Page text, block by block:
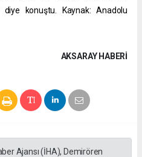
konuştu. Kaynak: Anadolu
AKSARAY HABERİ
Ajansı (İHA), Demirören